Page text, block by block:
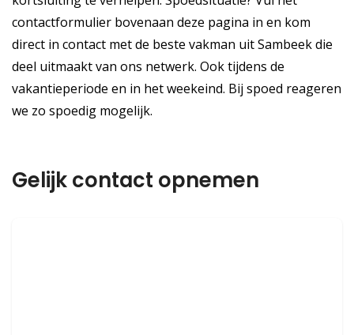
contactformulier bovenaan deze pagina in en kom
direct in contact met de beste vakman uit Sambeek die
deel uitmaakt van ons netwerk. Ook tijdens de
vakantieperiode en in het weekeind. Bij spoed reageren
we zo spoedig mogelijk.
Gelijk contact opnemen